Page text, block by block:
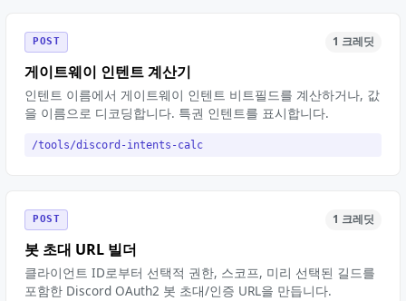
POST 1 크레딧
게이트웨이 인텐트 계산기
인텐트 이름에서 게이트웨이 인텐트 비트필드를 계산하거나, 값
을 이름으로 디코딩합니다. 특권 인텐트를 표시합니다.
/tools/discord-intents-calc
POST 1 크레딧
봇 초대 URL 빌더
클라이언트 ID로부터 선택적 권한, 스코프, 미리 선택된 길드를
포함한 Discord OAuth2 봇 초대/인증 URL을 만듭니다.